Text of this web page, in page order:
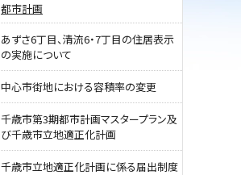
都市計画
あずさ6丁目、清流6・7丁目の住居表示
の実施について
中心市街地における容積率の変更
千歳市第3期都市計画マスタープラン及
び千歳市立地適正化計画
千歳市立地適正化計画に係る届出制度